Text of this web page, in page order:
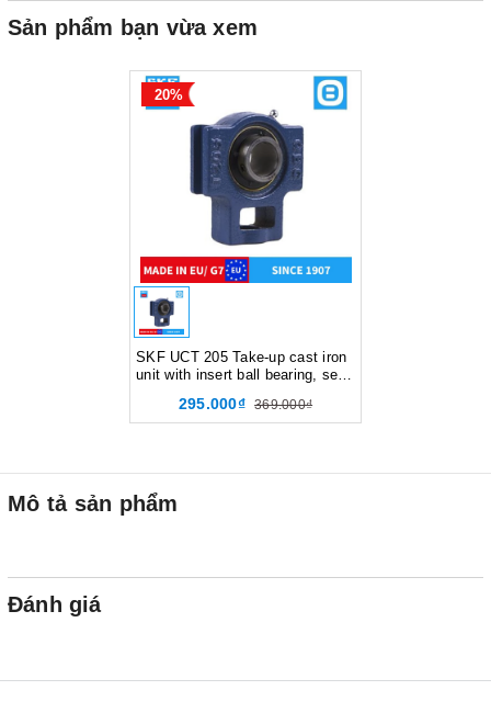
Sản phẩm bạn vừa xem
20%
SKF UCT 205 Take-up cast iron
unit with insert ball bearing, set
inner ring, JIS, Gối đỡ,
d25xD32xB14 mm, Xuất sứ
295.000₫ 369.000₫
Mô tả sản phẩm
Đánh giá